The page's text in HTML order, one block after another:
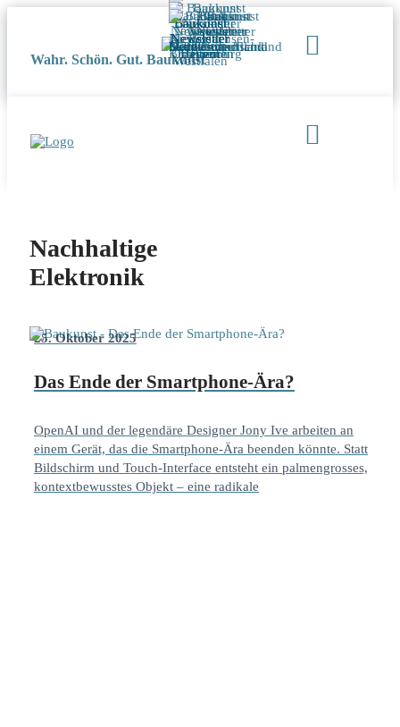
Wahr. Schön. Gut. Baukunst
Nachhaltige
Elektronik
25. Oktober 2025
Das Ende der Smartphone-Ära?
OpenAI und der legendäre Designer Jony Ive arbeiten an
einem Gerät, das die Smartphone-Ära beenden könnte. Statt
Bildschirm und Touch-Interface entsteht ein palmengrosses,
kontextbewusstes Objekt – eine radikale